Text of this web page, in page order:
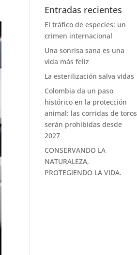
Entradas recientes
El tráfico de especies: un
crimen internacional
Una sonrisa sana es una
vida más feliz
La esterilización salva vidas
Colombia da un paso
histórico en la protección
animal: las corridas de toros
serán prohibidas desde
2027
CONSERVANDO LA
NATURALEZA,
PROTEGIENDO LA VIDA.